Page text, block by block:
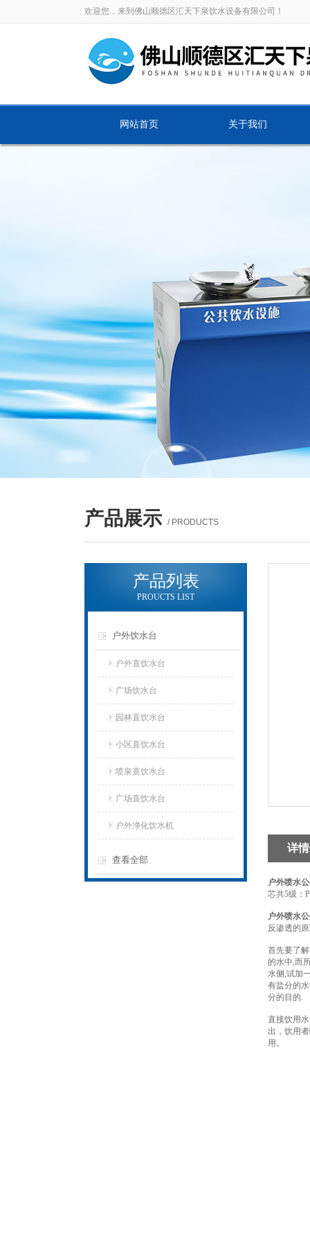
欢迎您，来到佛山顺德区汇天下泉饮水设备有限公司！
网站首页 关于我们
产品展示 / PRODUCTS
产品列表
PROUCTS LIST
户外饮水台
户外直饮水台
广场饮水台
园林直饮水台
小区直饮水台
喷泉直饮水台
广场直饮水台
户外净化饮水机
查看全部
详
户外喷水
芯共5级：
户外喷水
反渗透的
首先要了
的水中,而
水侧,试加
有盐分的
分的目的.
直接饮用
出，饮用
用。